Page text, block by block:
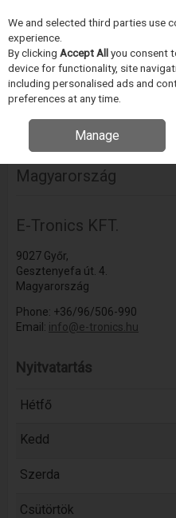
Skip to content
Menu
Home TELEPHELYEINK
More in
Magyarország
E-Tronics KFT.
9027 Győr,
Gesztenyefa út. 4.
Magyarország
Phone: +36/96/506-990
Email: info@e-tronics.hu
Nyitvatartás
Hétfő
Kedd
Szerda
Csütörtök
We and selected third parties use
experience.
By clicking Accept Allyou consent
device for functionality, site
including personalised ads and
preferences at any time.
Manage